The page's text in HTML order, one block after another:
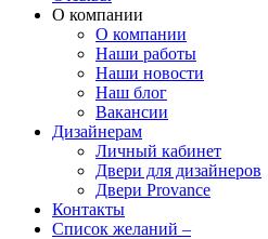
О компании
О компании
Наши работы
Наши новости
Наш блог
Вакансии
Дизайнерам
Личный кабинет
Двери для дизайнеров
Двери Provance
Контакты
Список желаний –